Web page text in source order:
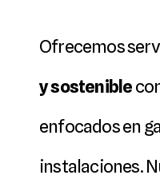
Ofrecemos
y sostenible
enfocados en
EST